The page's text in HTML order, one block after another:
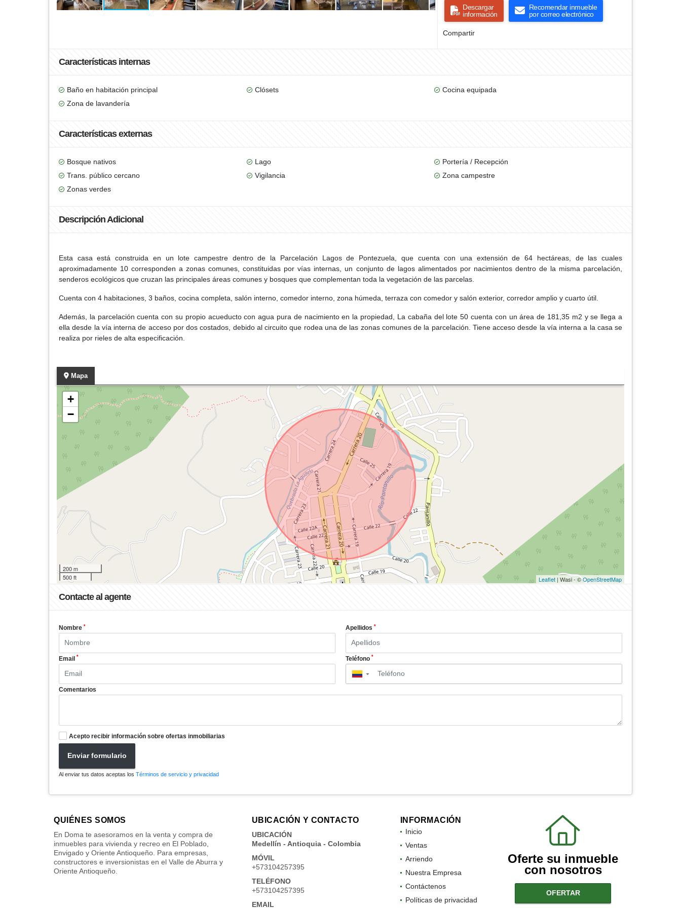
Descargar
información
Recomendar inmueble
por correo electrónico
Compartir
Características internas
Baño en habitación principal Clósets
Cocina equipada
Zona de lavandería
Características externas
Bosque nativos Lago
Portería / Recepción
Trans. público cercano
Vigilancia
Zona campestre
Zonas verdes
Descripción Adicional
Esta casa está construida en un lote campestre dentro de la Parcelación Lagos de Pontezuela, que cuenta con una extensión de 64 hectáreas, de las cuales
aproximadamente 10 corresponden a zonas comunes, constituidas por vías internas, un conjunto de lagos alimentados por nacimientos dentro de la misma parcelación,
senderos ecológicos que cruzan las principales áreas comunes y bosques que complementan toda la vegetación de las parcelas.
Cuenta con 4 habitaciones, 3 baños, cocina completa, salón interno, comedor interno, zona húmeda, terraza con comedor y salón exterior, corredor amplio y cuarto útil.
Además, la parcelación cuenta con su propio acueducto con agua pura de nacimiento en la propiedad, La cabaña del lote 50 cuenta con un área de 181,35 m2 y se llega a
ella desde la vía interna de acceso por dos costados, debido al circuito que rodea una de las zonas comunes de la parcelación. Tiene acceso desde la vía interna a la casa se
realiza por rieles de alta especificación.
Mapa
+
−
200 m
500 ft
Leaflet | Wasi - ©OpenStreetMap
Contacte al agente
Nombre * Apellidos *
Email * Teléfono *
▼
Comentarios
Acepto recibir información sobre ofertas inmobiliarias
Enviar formulario
Al enviar tus datos aceptas los Términos de servicio y privacidad
QUIÉNES SOMOS
En Doma te asesoramos en la venta y compra de
inmuebles para vivienda y recreo en El Poblado,
Envigado y Oriente Antioqueño. Para empresas,
constructores e inversionistas en el Valle de Aburra y
Oriente Antioqueño.
UBICACIÓN Y CONTACTO
UBICACIÓN
Medellín - Antioquia - Colombia
MÓVIL
+573104257395
TELÉFONO
+573104257395
EMAIL
INFORMACIÓN
Inicio
Ventas
Arriendo
Nuestra Empresa
Contáctenos
Políticas de privacidad
Oferte su inmueble
con nosotros
OFERTAR